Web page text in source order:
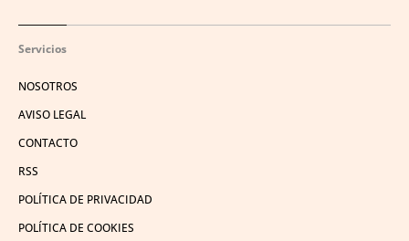
Servicios
NOSOTROS
AVISO LEGAL
CONTACTO
RSS
POLÍTICA DE PRIVACIDAD
POLÍTICA DE COOKIES